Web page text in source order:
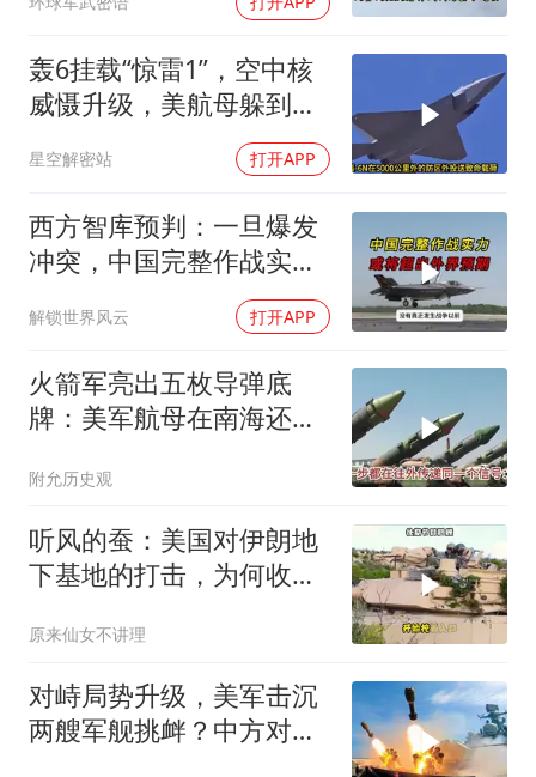
场
轰6挂载“惊雷1”，空中核
威慑升级，美航母躲到夏
星空解密站 打开APP
西方智库预判：一旦爆发
冲突，中国完整作战实力
解锁世界风云 打开APP
火箭军亮出五枚导弹底
牌：美军航母在南海还有
附允历史观
听风的蚕：美国对伊朗地
下基地的打击，为何收效
原来仙女不讲理
对峙局势升级，美军击沉
两艘军舰挑衅？中方对美